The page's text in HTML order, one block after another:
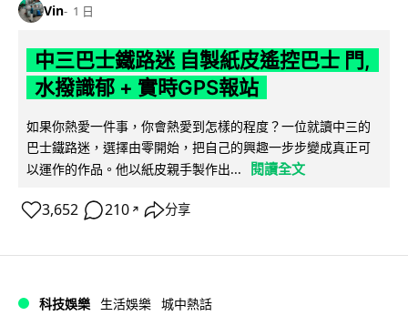
Vin 1 日
中三巴士鐵路迷 自製紙皮遙控巴士 門,
水撥識郁 + 實時GPS報站
如果你熱愛一件事，你會熱愛到怎樣的程度？一位就讀中三的
巴士鐵路迷，選擇由零開始，把自己的興趣一步步變成真正可
以運作的作品。他以紙皮親手製作出...
閱讀全文
3,652 210 ↗ 分享
科技娛樂 生活娛樂 城中熱話